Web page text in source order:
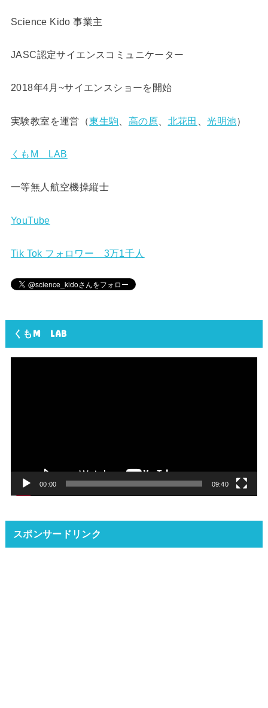
Science Kido 事業主
JASC認定サイエンスコミュニケーター
2018年4月~サイエンスショーを開始
実験教室を運営（東生駒 高の原 北花田 、光明池）
くもM LAB
一等無人航空機操縦士
YouTube
Tik Tok フォロワー 3万1千人
くもM LAB
00:00 09:40
スポンサードリンク